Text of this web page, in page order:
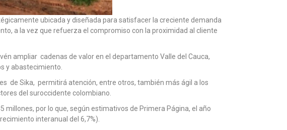
ubicada y diseñada para satisfacer la creciente demanda
a la vez que refuerza el compromiso con la proximidad al cliente
ampliar cadenas de valor en el departamento Valle del Cauca,
y abastecimiento.
de Sika, permitirá atención, entre otros, también más ágil a los
del suroccidente colombiano.
millones, por lo que, según estimativos de Primera Página, el año
interanual del 6,7%).